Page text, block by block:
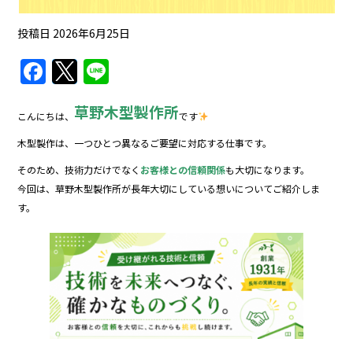
投稿日 2026年6月25日
F
a
c
e
b
o
k
T
w
itt
er
n
e
こんにちは、 草野木型製作所です
木型製作は、一つひとつ異なるご要望に対応する仕事です。
そのため、技術力だけでなく お客様との信頼関係も大切になります。
今回は、草野木型製作所が長年大切にしている想いについてご紹介しま
す。